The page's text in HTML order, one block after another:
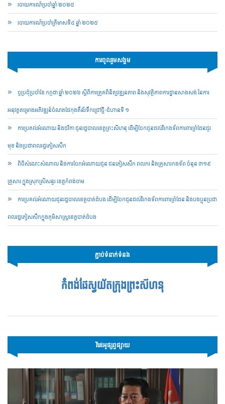
របាយការណ៍​​ប្រចាំ​ឆ្នាំ ២០២៥
របាយការណ៍​​ប្រចាំ​ត្រីមាសទី៤ ឆ្នាំ ២០២៥
ការចូលរួមសង្គម
ច្ចប្រជុំប្រចាំខែ កក្កដា ឆ្នាំ ២០២៦ ស្តីពីការត្រួតពិនិត្យវឌ្ឍនភាព និងសុវត្ថិភាពការដ្ឋានសាងសង់ នៃការ
អនុវត្តគម្រោងអភិវឌ្ឍន៍ចំណតផែកុងតឺន័រទឹកជ្រៅថ្មី-ជំហានទី ១
ការប្រគល់អំណោយ និងថវិកា ជូនរដ្ឋបាលខេត្តព្រះសីហនុ ដើម្បីចែកជូនដល់វីរកងទ័ពការពារព្រំដែនជួរ
មុខ និងប្រជាពលរដ្ឋភៀសសឹក
ពិធីសំណេះសំណាល និងការចែកអំណោយជូន ជនភៀសសឹក ពលករ និងគ្រួសារកងទ័ព ចំនួន ៣១៩
គ្រួសារ ក្នុងស្រុកស្រីសន្ធរ ខេត្តកំពង់ចាម
ការប្រគល់អំណោយជូនរដ្ឋបាលខេត្តបាត់ដំបង ដើម្បីចែកជូនដល់វីរកងទ័ពការពារព្រំដែន និងបងប្អូនប្រជា
ពលរដ្ឋភៀសសឹកក្នុងភូមិសាស្ត្រខេត្តបាត់ដំបង
ភ្ជាប់ទំនាក់ទំនង
កំពង់ផែស្វយ័តក្រុងព្រះសីហនុ
វីដេអូផ្សព្វផ្សាយ